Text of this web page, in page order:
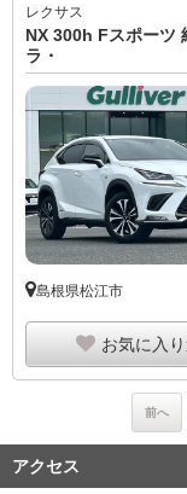
レクサス
NX 300h Fスポーツ
ラ・
島根県松江市
お気に入
前へ
アクセス